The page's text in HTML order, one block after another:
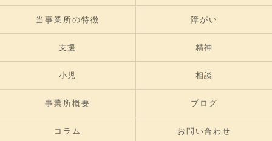
当事業所の特徴 障がい
支援 精神
小児 相談
事業所概要 ブログ
コラム お問い合わせ